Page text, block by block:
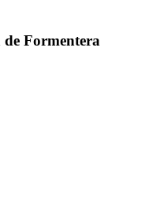
Formentera